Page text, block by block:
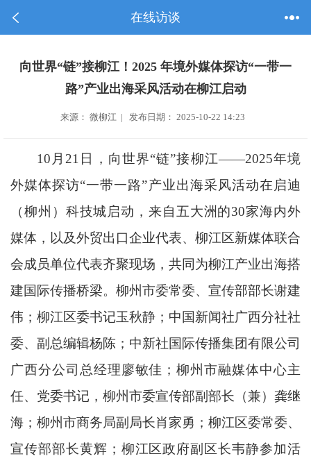
在线访谈
向世界“链”接柳江！2025 年境外媒体探访“一带一
路”产业出海采风活动在柳江启动
来源： 微柳江 | 发布日期： 2025-10-22 14:23
10月21日，向世界“链”接柳江——2025年境
外媒体探访“一带一路”产业出海采风活动在启迪
（柳州）科技城启动，来自五大洲的30家海内外
媒体，以及外贸出口企业代表、柳江区新媒体联合
会成员单位代表齐聚现场，共同为柳江产业出海搭
建国际传播桥梁。柳州市委常委、宣传部部长谢建
伟；柳江区委书记玉秋静；中国新闻社广西分社社
委、副总编辑杨陈；中新社国际传播集团有限公司
广西分公司总经理廖敏佳；柳州市融媒体中心主
任、党委书记，柳州市委宣传部副部长（兼）龚继
海；柳州市商务局副局长肖家勇；柳江区委常委、
宣传部部长黄辉；柳江区政府副区长韦静参加活